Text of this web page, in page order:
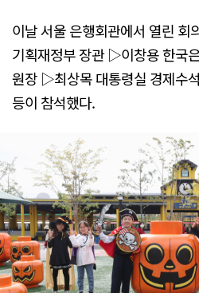
이날 서울 은행회관에서 열린
기획재정부 장관 ▷이창용 한국
원장 ▷최상목 대통령실 경제수
등이 참석했다.